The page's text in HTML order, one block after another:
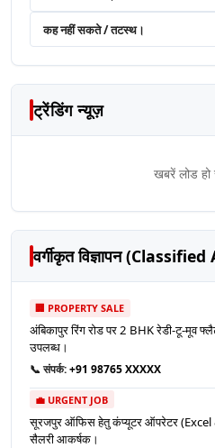
कह नहीं सकते / तटस्थ।
ट्रेंडिंग न्यूज़
खबरें लोड हो
वर्गीकृत विज्ञापन
🏢 PROPERTY SALE
अंबिकापुर रिंग रोड पर 2 BHK रेडी-टू-मूव
उपलब्ध।
📞 संपर्क:+91 98765 XXXXX
💼 URGENT JOB
सूरजपुर ऑफिस हेतु कंप्यूटर ऑपरेटर (Excel
सैलरी आकर्षक।